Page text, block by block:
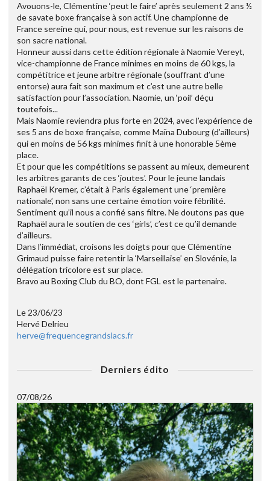
Avouons-le, Clémentine ‘peut le faire’ après seulement 2 ans ½
de savate boxe française à son actif. Une championne de
France sereine qui, pour nous, est revenue sur les raisons de
son sacre national.
Honneur aussi dans cette édition régionale à Naomie Vereyt,
vice-championne de France minimes en moins de 60 kgs, la
compétitrice et jeune arbitre régionale (souffrant d’une
entorse) aura fait son maximum et c’est une autre belle
satisfaction pour l’association. Naomie, un ‘poil’ déçu
toutefois...
Mais Naomie reviendra plus forte en 2024, avec l’expérience de
ses 5 ans de boxe française, comme Maïna Dubourg (d’ailleurs)
qui en moins de 56 kgs minimes finit à une honorable 5ème
place.
Et pour que les compétitions se passent au mieux, demeurent
les arbitres garants de ces ‘joutes’. Pour le jeune landais
Raphaël Kremer, c’était à Paris également une ‘première
nationale’, non sans une certaine émotion voire fébrilité.
Sentiment qu’il nous a confié sans filtre. Ne doutons pas que
Raphaël aura le soutien de ces ‘girls’, c’est ce qu’il demande
d’ailleurs.
Dans l’immédiat, croisons les doigts pour que Clémentine
Grimaud puisse faire retentir la ‘Marseillaise’ en Slovénie, la
délégation tricolore est sur place.
Bravo au Boxing Club du BO, dont FGL est le partenaire.
Le 23/06/23
Hervé Delrieu
herve@frequencegrandslacs.fr
Derniers édito
07/08/26